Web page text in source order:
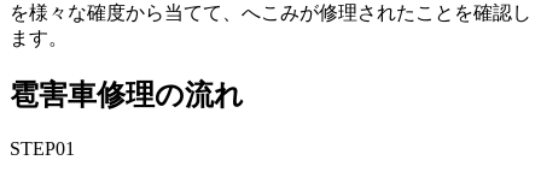
を様々な確度から当てて、へこみが修理されたことを確認し
ます。
雹害車修理の流れ
STEP01